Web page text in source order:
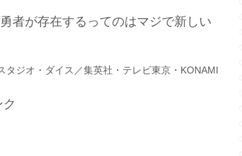
者が存在するってのはマジで新しい
タジオ・ダイス／集英社・テレビ東京・KONAMI